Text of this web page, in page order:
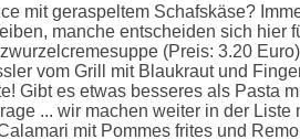
mit geraspeltem Schafskäse?
manche entscheiden sich
(Preis: 3.20
vom Grill mit Blaukraut und
Gibt es etwas besseres als Pasta
... wir machen weiter in der
mit Pommes frites und